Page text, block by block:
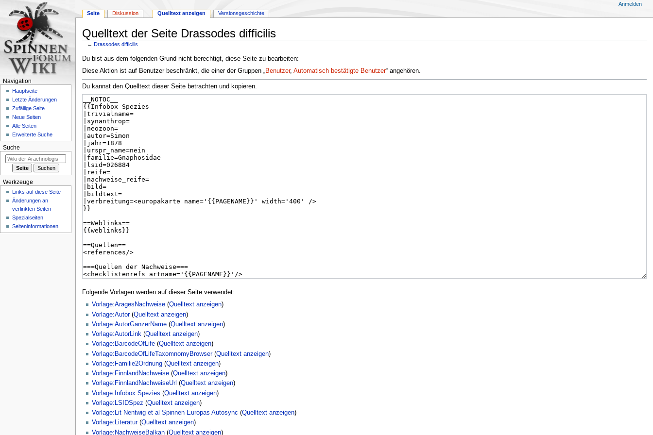
Quelltext der Seite Drassodes difficilis
← Drassodes difficilis
Zur
Navigation
Zur
Suche
Du bist aus dem folgenden Grund nicht berechtigt, diese Seite zu bearbeiten:
Diese Aktion ist auf Benutzer beschränkt, die einer der Gruppen „Benutzer, Automatisch bestätigte Benutzer“ angehören.
Du kannst den Quelltext dieser Seite betrachten und kopieren.
Folgende Vorlagen werden auf dieser Seite verwendet:
Vorlage:AragesNachweise(Quelltext anzeigen)
Vorlage:Autor(Quelltext anzeigen)
Vorlage:AutorGanzerName(Quelltext anzeigen)
Vorlage:AutorLink(Quelltext anzeigen)
Vorlage:BarcodeOfLife(Quelltext anzeigen)
Vorlage:BarcodeOfLifeTaxomnomyBrowser(Quelltext anzeigen)
Vorlage:Familie2Ordnung(Quelltext anzeigen)
Vorlage:FinnlandNachweise(Quelltext anzeigen)
Vorlage:FinnlandNachweiseUrl (Quelltext anzeigen)
Vorlage:Infobox Spezies (Quelltext anzeigen)
Vorlage:LSIDSpez (Quelltext anzeigen)
Vorlage:Lit Nentwig et al Spinnen Europas Autosync (Quelltext anzeigen)
Vorlage:Literatur(Quelltext anzeigen)
Vorlage:NachweiseBalkan(Quelltext anzeigen)
Seite Diskussion Quelltext anzeigen Versionsgeschichte
Anmelden
Navigation
Hauptseite
Letzte Änderungen
Zufällige Seite
Neue Seiten
Alle Seiten
Erweiterte Suche
Suche
Werkzeuge
Links auf diese Seite
Änderungen an
verlinkten Seiten
Spezialseiten
Seiten­­informationen